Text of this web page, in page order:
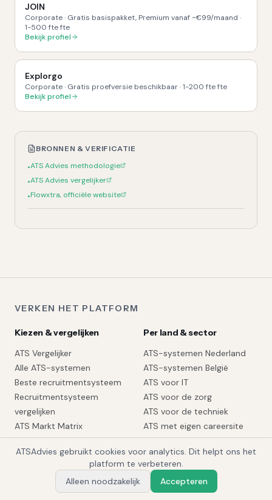
JOIN
Corporate· Gratis basispakket, Premium vanaf ~€99/maand ·
1-500 ftefte
Bekijk profiel
Explorgo
Corporate· Gratis proefversie beschikbaar·1-200 ftefte
Bekijk profiel
BRONNEN & VERIFICATIE
•ATS Advies methodologie
•ATS Advies vergelijker
•Flowxtra, officiële website
VERKEN HET PLATFORM
Kiezen & vergelijken
ATS Vergelijker
Alle ATS-systemen
Beste recruitmentsysteem
Recruitmentsysteem
vergelijken
ATS Markt Matrix
Recruitmentsysteem advies
Per land & sector
ATS-systemen Nederland
ATS-systemen België
ATS voor IT
ATS voor de zorg
ATS voor de techniek
ATS met eigen careersite
Implementatie & kosten
ATS Implementatie
Integraties & AI
ATS Integraties
1
ATSAdvies gebruikt cookies voor analytics. Dit helpt ons het
platform te verbeteren.
Alleen noodzakelijk
Accepteren